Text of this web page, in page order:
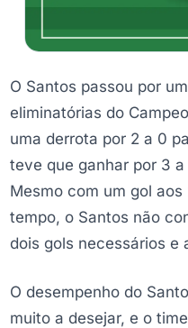
O Santos passou por
eliminatórias do
uma derrota por 2 a 0
teve que ganhar por 3
Mesmo com um gol
tempo, o Santos não
dois gols necessários e
O desempenho do
muito a desejar, e o